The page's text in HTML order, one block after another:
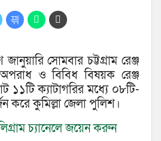
সোমবার চট্টগ্রাম রেঞ্জ
ও বিবিধ বিষয়ক রেঞ্জ
১১টি ক্যাটাগরির মধ্যে ০৮টি-
করে কুমিল্লা জেলা পুলিশ।
চ্যানেলে জয়েন করুন